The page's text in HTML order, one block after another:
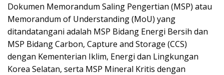
Dokumen Memorandum Saling Pengertian (MSP) atau
Memorandum of Understanding (MoU) yang
ditandatangani adalah MSP Bidang Energi Bersih dan
MSP Bidang Carbon, Capture and Storage (CCS)
dengan Kementerian Iklim, Energi dan Lingkungan
Korea Selatan, serta MSP Mineral Kritis dengan